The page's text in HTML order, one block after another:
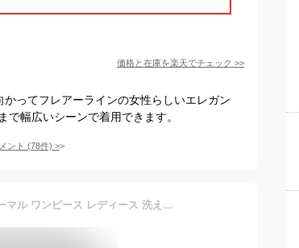
価格と在庫を楽天でチェック >>
ってフレアーラインの女性らしいエレガン
で幅広いシーンで着用できます。
ント (78件) >
マラソン最大2000円OFF ブラックフォーマル ワンピース レディース 洗える 喪服 礼服 ブラックフォーマル レースジャケット一体型 冠婚葬祭 法要 法事 3回忌 7回忌 卒業式 結婚式 授乳 前ファスナー 脱ぎ着しやすい 母親 ミセス 祖母 服装 30代 40代 50代 60代 70代